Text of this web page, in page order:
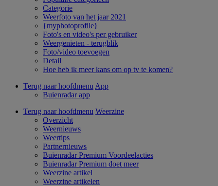
Categorie
Weerfoto van het jaar 2021
{myphotoprofile}
Foto's en video's per gebruiker
Weergenieten - terugblik
Foto/video toevoegen
Detail
Hoe heb ik meer kans om op tv te komen?
Terug naar hoofdmenu App
Buienradar app
Terug naar hoofdmenu Weerzine
Overzicht
Weernieuws
Weertips
Partnernieuws
Buienradar Premium Voordeelacties
Buienradar Premium doet meer
Weerzine artikel
Weerzine artikelen